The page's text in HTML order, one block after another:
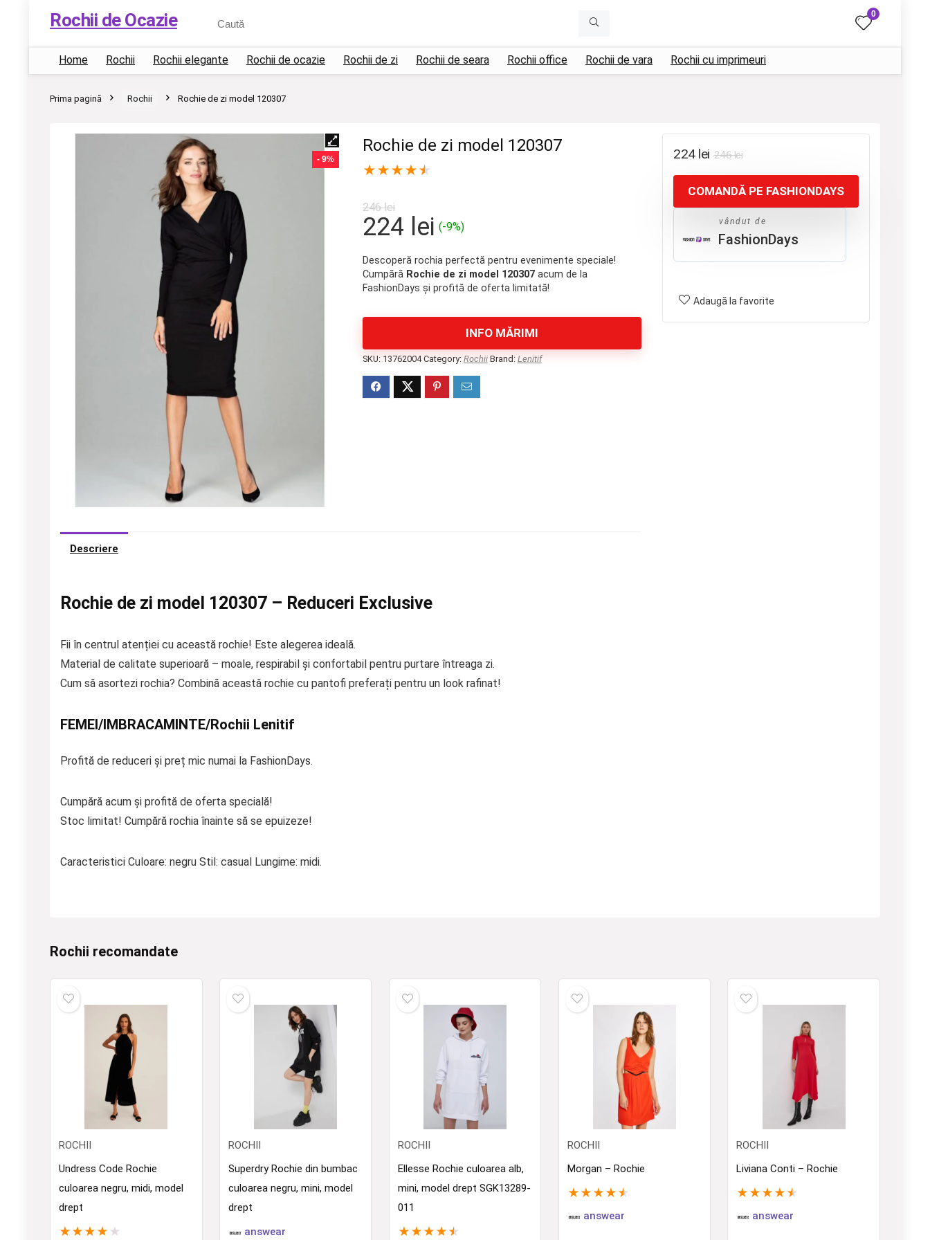
Rochii de Ocazie 0
Home Rochii Rochii elegante Rochii de ocazie Rochii de zi Rochii de seara Rochii office Rochii de vara Rochii cu imprimeuri
Prima pagină Rochii Rochie de zi model 120307
- 9%
Rochie de zi model 120307
★★★★★
246lei
Prețul
a
fost:
246 lei.
224 leiPrețul
este:
224 lei.
(-9%)
Descoperă rochia perfectă pentru evenimente speciale!
Cumpără Rochie de zi model 120307acum de la
FashionDays și profită de oferta limitată!
INFO MĂRIMI
SKU: 13762004 Category: Rochii Brand: Lenitif
Descriere
Rochie de zi model 120307 – Reduceri Exclusive
Fii în centrul atenției cu această rochie! Este alegerea ideală.
Material de calitate superioară – moale, respirabil și confortabil pentru purtare întreaga zi.
Cum să asortezi rochia? Combină această rochie cu pantofi preferați pentru un look rafinat!
FEMEI/IMBRACAMINTE/Rochii Lenitif
Profită de reduceri și preț mic numai la FashionDays.
Cumpără acum și profită de oferta specială!
Stoc limitat! Cumpără rochia înainte să se epuizeze!
Caracteristici Culoare: negru Stil: casual Lungime: midi.
246leiPrețul
inițial
a
fost:
246 lei.
224 lei
Prețul
curent
este:
224 lei.
COMANDĂ PE FASHIONDAYS
vândut de
FashionDays
Adaugă la favorite
Rochii recomandate
ROCHII
Undress Code Rochie
culoarea negru, midi, model
drept
★ ★ ★ ★ ★
ROCHII
Superdry Rochie din bumbac
culoarea negru, mini, model
drept
answear
ROCHII
Ellesse Rochie culoarea alb,
mini, model drept SGK13289-
011
★ ★ ★ ★ ★
ROCHII
Morgan – Rochie
★ ★ ★ ★ ★
answear
ROCHII
Liviana Conti – Rochie
★ ★ ★ ★ ★
answear